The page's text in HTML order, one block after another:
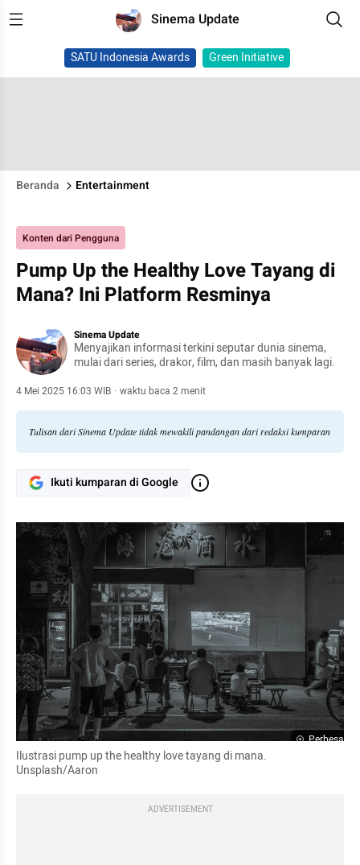
Sinema Update
SATU Indonesia Awards Green Initiative
Beranda Entertainment
Konten dari Pengguna
Pump Up the Healthy Love Tayang di
Mana? Ini Platform Resminya
Sinema Update
Menyajikan informasi terkini seputar dunia sinema,
mulai dari series, drakor, film, dan masih banyak lagi.
4 Mei 2025 16:03 WIB · waktu baca 2 menit
Tulisan dari Sinema Update tidak mewakili pandangan dari redaksi kumparan
Ikuti kumparan di Google
Perbesar
Ilustrasi pump up the healthy love tayang di mana.
Unsplash/Aaron
ADVERTISEMENT